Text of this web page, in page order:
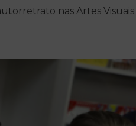
nas Artes Visuais.